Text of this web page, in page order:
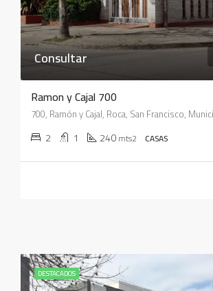
Consultar
Ramon y Cajal 700
2 1 240mts2 CASAS
DESTACADOS